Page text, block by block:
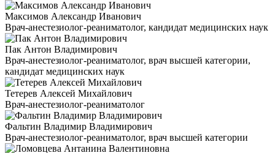
Максимов Александр Иванович
Врач-анестезиолог-реаниматолог, кандидат медицинских наук
Пак Антон Владимирович
Врач-анестезиолог-реаниматолог, врач высшей категории,
кандидат медицинских наук
Тетерев Алексей Михайлович
Врач-анестезиолог-реаниматолог
Фальтин Владимир Владимирович
Врач-анестезиолог-реаниматолог, врач высшей категории